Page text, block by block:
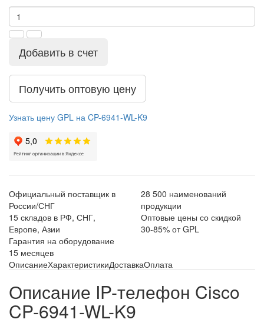
Добавить в счет
Получить оптовую цену
Узнать цену GPL на CP-6941-WL-K9
Официальный поставщик в
России/СНГ
28 500 наименований
продукции
15 складов в РФ, СНГ,
Европе, Азии
Оптовые цены со скидкой
30-85% от GPL
Гарантия на оборудование
15 месяцев
ОписаниеХарактеристикиДоставкаОплата
Описание IP-телефон Cisco
CP-6941-WL-K9